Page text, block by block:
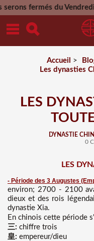
du Vendredi 24
Accueil >
Les dynasties
LES
DYNASTIE
0
LES
- Période des 3 Augustes
environ; 2700 - 2100
dieux et des rois
dynastie Xia.
En chinois cette période
三: chiffre trois
皇: empereur/dieu